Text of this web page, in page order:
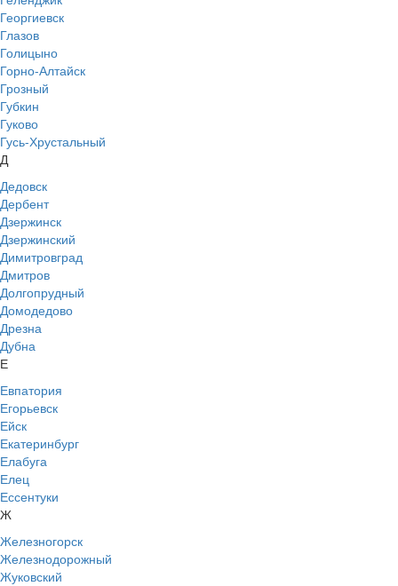
Георгиевск
Глазов
Голицыно
Горно-Алтайск
Грозный
Губкин
Гуково
Гусь-Хрустальный
Д
Дедовск
Дербент
Дзержинск
Дзержинский
Димитровград
Дмитров
Долгопрудный
Домодедово
Дрезна
Дубна
Е
Евпатория
Егорьевск
Ейск
Екатеринбург
Елабуга
Елец
Ессентуки
Ж
Железногорск
Железнодорожный
Жуковский